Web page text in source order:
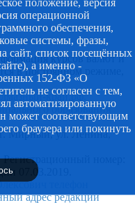
курсов валют и
в постоянном режиме,
край.рф.
образования
г. Мирный, ул. Ленина,
Регистрационный номер:
07.03.2019.
телефон
адрес редакции
операционной
обеспечения,
системы, фразы,
сайт, список посещённых
а именно -
152-ФЗ «О
не согласен с тем,
автоматизированную
может соответствующим
браузера или покинуть